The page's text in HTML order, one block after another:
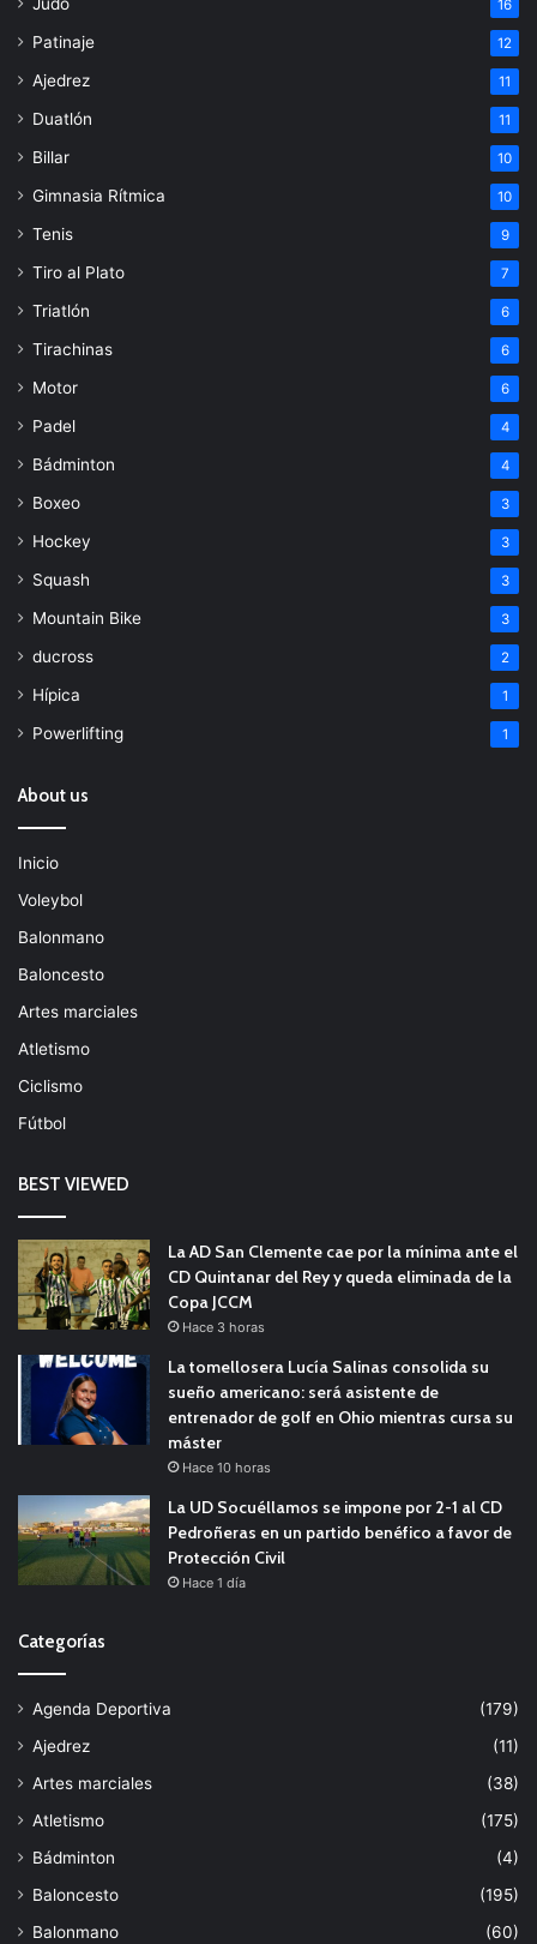
16
Patinaje 12
Ajedrez 11
Duatlón 11
Billar 10
Gimnasia Rítmica 10
Tenis 9
Tiro al Plato 7
Triatlón 6
Tirachinas 6
Motor 6
Padel 4
Bádminton 4
Boxeo 3
Hockey 3
Squash 3
Mountain Bike 3
ducross 2
Hípica 1
Powerlifting 1
About us
Inicio
Voleybol
Balonmano
Baloncesto
Artes marciales
Atletismo
Ciclismo
Fútbol
BEST VIEWED
La AD San Clemente cae por la mínima ante el
CD Quintanar del Rey y queda eliminada de la
Copa JCCM
Hace 3 horas
La tomellosera Lucía Salinas consolida su
sueño americano: será asistente de
entrenador de golf en Ohio mientras cursa su
máster
Hace 10 horas
La UD Socuéllamos se impone por 2-1 al CD
Pedroñeras en un partido benéfico a favor de
Protección Civil
Hace 1 día
Categorías
Agenda Deportiva
(179)
Ajedrez
(11)
Artes marciales
(38)
Atletismo
(175)
Bádminton
(4)
Baloncesto
(195)
Balonmano
(60)